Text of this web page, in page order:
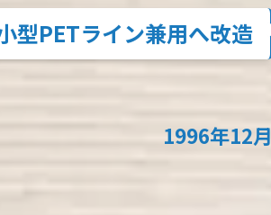
型PETライン兼用へ改造
1996年12月